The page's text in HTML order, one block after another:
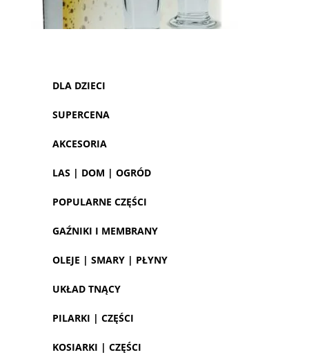
DLA DZIECI
SUPERCENA
AKCESORIA
LAS | DOM | OGRÓD
POPULARNE CZĘŚCI
GAŹNIKI I MEMBRANY
OLEJE | SMARY | PŁYNY
UKŁAD TNĄCY
PILARKI | CZĘŚCI
KOSIARKI | CZĘŚCI